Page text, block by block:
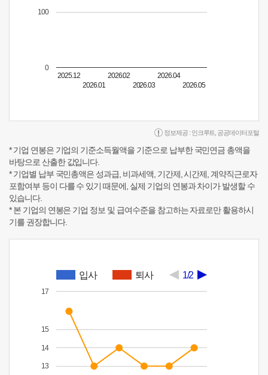
2025.12
2026.01
2026.02
2026.03
2026.04
2026.05
0
100
정보제공 : 인크루트 공공데이터포털
* 기업 연봉은 기업의 기준소득월액을 기준으로 납부한 국민연금 총액을
바탕으로 산출한 값입니다.
* 기업별 납부 국민총액은 성과급, 비과세액, 기간제, 시간제, 계약직근로자
포함여부 등이 다를 수 있기 때문에, 실제 기업의 연봉과 차이가 발생할 수
있습니다.
* 본 기업의 연봉은 기업 정보 및 급여수준을 참고하는 자료로만 활용하시
기를 권장합니다.
입사 퇴사 1/2
13
14
15
17